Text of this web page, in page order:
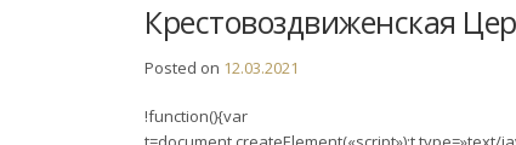
Крестовоздвиженская
Posted on 12.03.2021
!function(){var